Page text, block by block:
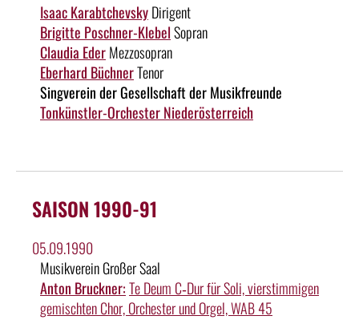
Isaac KarabtchevskyDirigent
Brigitte Poschner-KlebelSopran
Claudia EderMezzosopran
Eberhard BüchnerTenor
Singverein der Gesellschaft der Musikfreunde
Tonkünstler-Orchester Niederösterreich
SAISON 1990-91
05.09.1990
Musikverein Großer Saal
Anton Bruckner:Te Deum C‑Dur für Soli, vierstimmigen
gemischten Chor, Orchester und Orgel, WAB 45